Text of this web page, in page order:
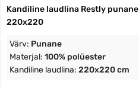
Kandiline laudlina Restly punane
220x220
Värv: Punane
Materjal: 100% polüester
Kandiline laudlina: 220x220 cm